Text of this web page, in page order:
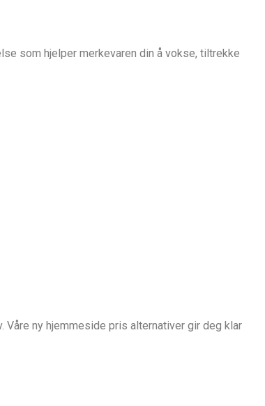
som hjelper merkevaren din å vokse, tiltrekke
ny hjemmeside pris alternativer gir deg klar